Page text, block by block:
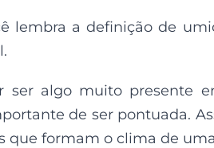
lembra a definição de
ser algo muito presente
de ser pontuada.
que formam o clima de